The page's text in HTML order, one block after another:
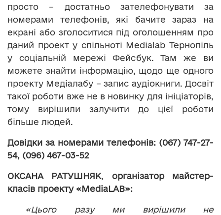
просто – достатньо зателефонувати за
номерами телефонів, які бачите зараз на
екрані або зголоситися під оголошенням про
даний проект у спільноті Medialab Тернопіль
у соціальній мережі Фейсбук. Там же ви
можете знайти інформацію, щодо ще одного
проекту Медіалабу – запис аудіокниги. Досвіт
такої роботи вже не в новинку для ініціаторів,
тому вирішили залучити до цієї роботи
більше людей.
Довідки за номерами телефонів: (067) 747-27-
54, (096) 467-03-52
ОКСАНА РАТУШНЯК, організатор майстер-
класів проекту «MediaLAB»:
«Цього разу ми вирішили не